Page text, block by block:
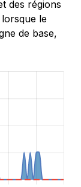
des régions
le
de base,